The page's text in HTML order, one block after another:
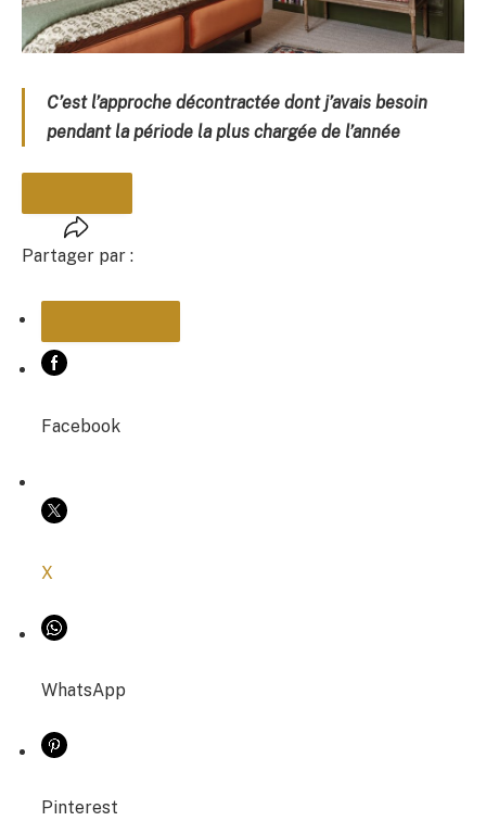
C’est l’approche décontractée dont j’avais besoin
pendant la période la plus chargée de l’année
Partager par :
COPIER LE LIEN
Facebook
X
WhatsApp
Pinterest